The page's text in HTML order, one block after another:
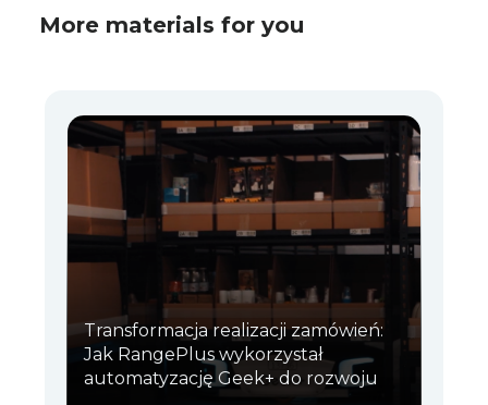
More materials for you
Transformacja realizacji zamówień:
Jak RangePlus wykorzystał
automatyzację Geek+ do rozwoju